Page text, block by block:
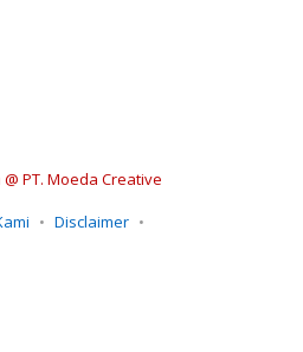
PT. Moeda Creative
Disclaimer